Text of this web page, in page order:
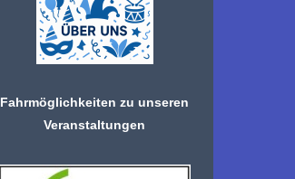
Fahrmöglichkeiten zu unseren
Veranstaltungen